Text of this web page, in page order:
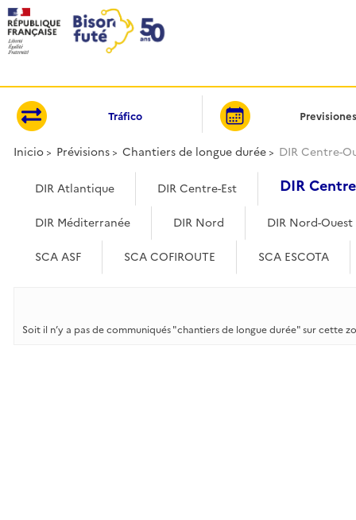
Tráfico Previsiones
Inicio Prévisions Chantiers de longue durée DIR Centre-
DIR Atlantique DIR Centre-Est DIR
DIR Méditerranée DIR Nord DIR Nord-Ouest
SCA ASF SCA COFIROUTE SCA ESCOTA
Soit il n’y a pas de communiqués "chantiers de longue durée" sur cette
Panel de gestión de cookies